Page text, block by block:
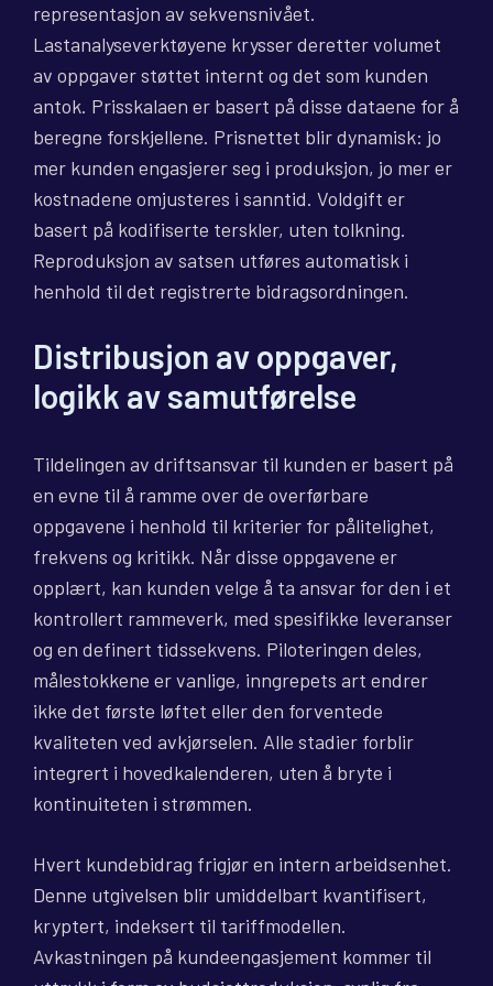
representasjon av sekvensnivået.
Lastanalyseverktøyene krysser deretter volumet
av oppgaver støttet internt og det som kunden
antok. Prisskalaen er basert på disse dataene for å
beregne forskjellene. Prisnettet blir dynamisk: jo
mer kunden engasjerer seg i produksjon, jo mer er
kostnadene omjusteres i sanntid. Voldgift er
basert på kodifiserte terskler, uten tolkning.
Reproduksjon av satsen utføres automatisk i
henhold til det registrerte bidragsordningen.
Distribusjon av oppgaver,
logikk av samutførelse
Tildelingen av driftsansvar til kunden er basert på
en evne til å ramme over de overførbare
oppgavene i henhold til kriterier for pålitelighet,
frekvens og kritikk. Når disse oppgavene er
opplært, kan kunden velge å ta ansvar for den i et
kontrollert rammeverk, med spesifikke leveranser
og en definert tidssekvens. Piloteringen deles,
målestokkene er vanlige, inngrepets art endrer
ikke det første løftet eller den forventede
kvaliteten ved avkjørselen. Alle stadier forblir
integrert i hovedkalenderen, uten å bryte i
kontinuiteten i strømmen.
Hvert kundebidrag frigjør en intern arbeidsenhet.
Denne utgivelsen blir umiddelbart kvantifisert,
kryptert, indeksert til tariffmodellen.
Avkastningen på kundeengasjement kommer til